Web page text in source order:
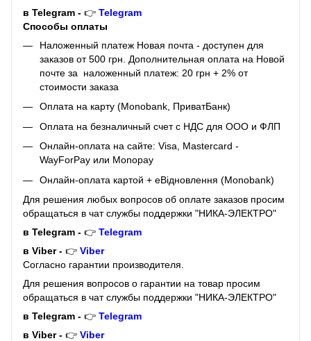
в Telegram - 👉 Telegram
Способы оплаты
Наложенный платеж Новая почта - доступен для
заказов от 500 грн. Дополнительная оплата на Новой
почте за наложенный платеж: 20 грн + 2% от
стоимости заказа
Оплата на карту (Monobank, ПриватБанк)
Оплата на безналичный счет с НДС для ООО и ФЛП
Онлайн-оплата на сайте: Visa, Mastercard -
WayForPay или Monopay
Онлайн-оплата картой + eВідновлення (Monobank)
Для решения любых вопросов об оплате заказов просим
обращаться в чат службы поддержки "НИКА-ЭЛЕКТРО"
в Telegram - 👉 Telegram
в Viber - 👉 Viber
Согласно гарантии производителя.
Для решения вопросов о гарантии на товар просим
обращаться в чат службы поддержки "НИКА-ЭЛЕКТРО"
в Telegram - 👉 Telegram
в Viber - 👉 Viber